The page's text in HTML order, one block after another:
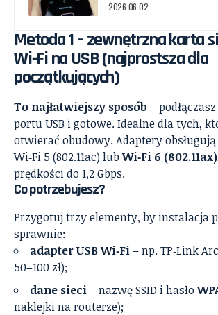
2026-06-02
Metoda 1 – zewnętrzna karta
Wi‑Fi na USB (najprostsza dla
początkujących)
To najłatwiejszy sposób –
portu USB i gotowe. Idealne dla tych,
otwierać obudowy. Adaptery
Wi‑Fi 5 (802.11ac) lubWi‑Fi 6 (802.11ax)
prędkości do 1,2 Gbps.
Co potrzebujesz?
Przygotuj trzy elementy, by instalacja
sprawnie:
adapter USB Wi‑Fi– np. TP‑Link
50–100 zł);
dane sieci– nazwę SSID i hasło
naklejki na routerze);